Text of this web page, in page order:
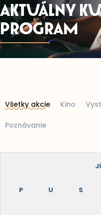
AKTUÁLNY
PROGRAM
Všetky akcie Kino
Poznávanie
P U S